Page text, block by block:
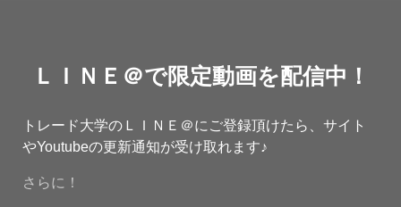
ＬＩＮＥ＠で限定動画を配信中！
トレード大学のＬＩＮＥ＠にご登録頂けたら、サイト
やYoutubeの更新通知が受け取れます♪
さらに！